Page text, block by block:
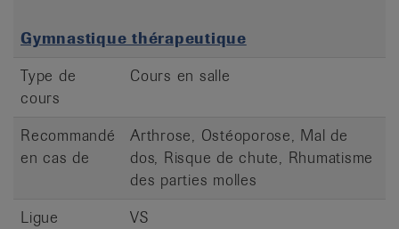
Gymnastique thérapeutique
Type de
cours
Cours en salle
Recommandé
en cas de
Arthrose, Ostéoporose, Mal de
dos, Risque de chute, Rhumatisme
des parties molles
Ligue
VS